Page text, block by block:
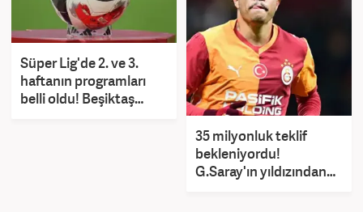
Süper Lig'de 2. ve 3.
haftanın programları
belli oldu! Beşiktaş
35 milyonluk teklif
bekleniyordu!
G.Saray'ın yıldızından